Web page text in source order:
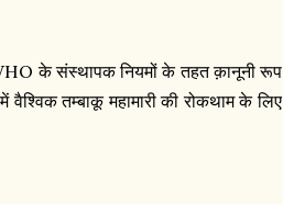
के संस्थापक नियमों के तहत क़ानूनी रूप
तम्बाकू महामारी की रोकथाम के लिए